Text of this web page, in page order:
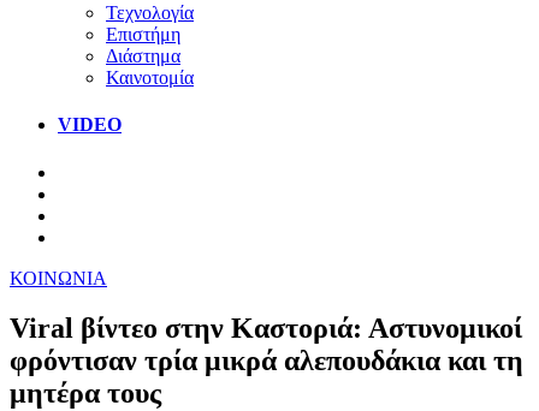
Τεχνολογία
Επιστήμη
Διάστημα
Καινοτομία
VIDEO
ΚΟΙΝΩΝΙΑ
Viral βίντεο στην Καστοριά: Αστυνομικοί
φρόντισαν τρία μικρά αλεπουδάκια και τη
μητέρα τους